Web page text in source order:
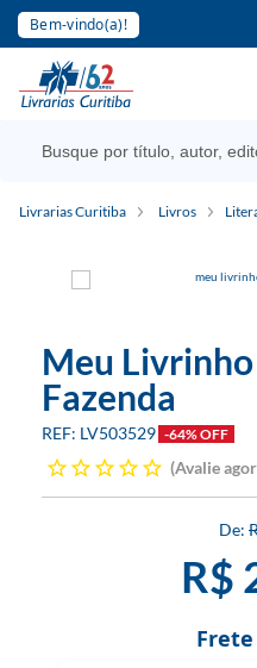
Bem-vindo(a)!
Livrarias Curitiba Livros
Meu Livrinho
Fazenda
LV503529 -64% OFF
Avalie
R$